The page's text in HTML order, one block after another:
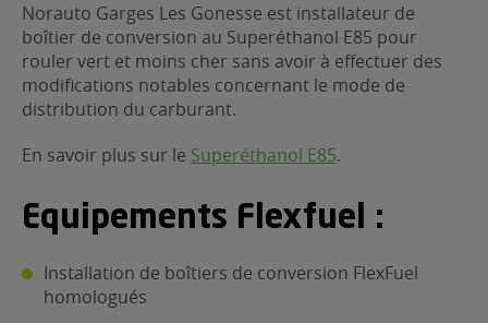
?
gratuit
le Superéthanol
?
de mon
Norauto Garges Les Gonesse est installateur de
boîtier de conversion au Superéthanol E85 pour
rouler vert et moins cher sans avoir à effectuer des
modifications notables concernant le mode de
distribution du carburant.
En savoir plus sur le Superéthanol E85.
Equipements Flexfuel :
Installation de boîtiers de conversion FlexFuel
homologués